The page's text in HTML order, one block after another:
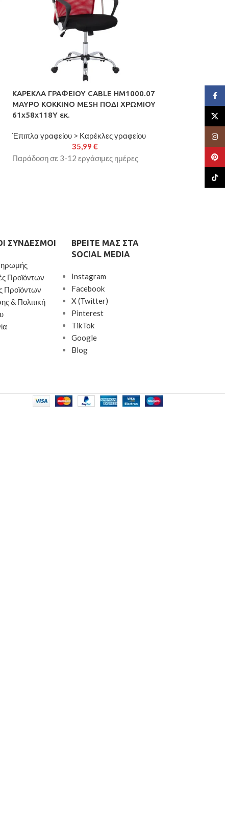
ΚΑΡΕΚΛΑ ΓΡΑΦΕΙΟΥ CABLE HM1000.07
ΜΑΥΡΟ ΚΟΚΚΙΝΟ MESH ΠΟΔΙ ΧΡΩΜΙΟΥ
61x58x118Y εκ.
Έπιπλα γραφείου > Καρέκλες γραφείου
35,99 €
Παράδοση σε 3-12 εργάσιμες ημέρες
ΕΞΑΝΤΛΉΘΗΚΕ
ΠΟΛΥΘΡΟΝΑ
HM3011.01
110x90x73Yεκ.
Πολυθρόνες
Παράδοση σε
ΣΎΝΔΕΣΜΟΙ
Προϊόντων
Προϊόντων
& Πολιτική
ΒΡΕΊΤΕ ΜΑΣ ΣΤΑ
SOCIAL MEDIA
Instagram
Facebook
X (Twitter)
Pinterest
TikTok
Google
Blog